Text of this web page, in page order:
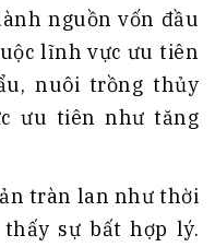
nguồn vốn đầu
lĩnh vực ưu tiên
nuôi trồng thủy
ưu tiên như tăng
tràn lan như thời
sự bất hợp lý.